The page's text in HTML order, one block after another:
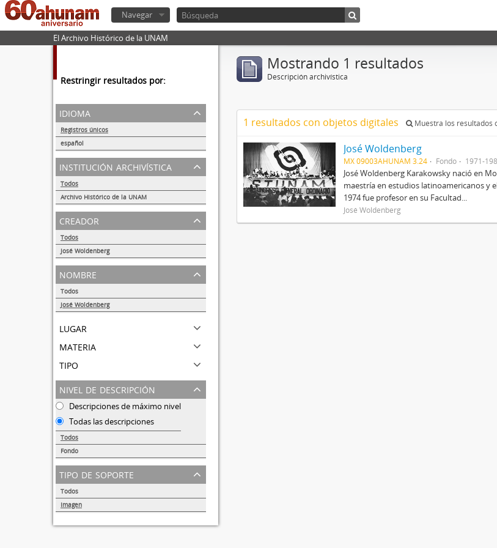
Navegar
El Archivo Histórico de la UNAM
Restringir resultados por:
idioma
Registros únicos
español
1
institución archivística
Todos
Archivo Histórico de la UNAM
1
creador
Todos
José Woldenberg
1
nombre
Todos
José Woldenberg
lugar
materia
tipo
nivel de descripción
Descripciones de máximo nivel
Todas las descripciones
Todos
Fondo
1
tipo de soporte
Todos
Imagen
Mostrando 1 resultados
Descripción archivística
1 resultados con objetos digitales Muestra los resultados
José Woldenberg
MX 09003AHUNAM 3.24 Fondo 1971-
José Woldenberg Karakowsky nació en
maestría en estudios latinoamericanos y
1974 fue profesor en su Facultad...
José Woldenberg